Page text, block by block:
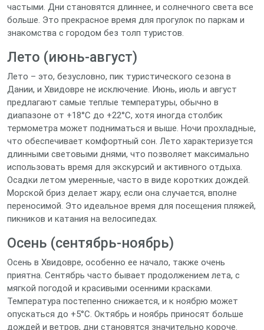
частыми. Дни становятся длиннее, и солнечного света все
больше. Это прекрасное время для прогулок по паркам и
знакомства с городом без толп туристов.
Лето (июнь-август)
Лето – это, безусловно, пик туристического сезона в
Дании, и Хвидовре не исключение. Июнь, июль и август
предлагают самые теплые температуры, обычно в
диапазоне от +18°C до +22°C, хотя иногда столбик
термометра может подниматься и выше. Ночи прохладные,
что обеспечивает комфортный сон. Лето характеризуется
длинными световыми днями, что позволяет максимально
использовать время для экскурсий и активного отдыха.
Осадки летом умеренные, часто в виде коротких дождей.
Морской бриз делает жару, если она случается, вполне
переносимой. Это идеальное время для посещения пляжей,
пикников и катания на велосипедах.
Осень (сентябрь-ноябрь)
Осень в Хвидовре, особенно ее начало, также очень
приятна. Сентябрь часто бывает продолжением лета, с
мягкой погодой и красивыми осенними красками.
Температура постепенно снижается, и к ноябрю может
опускаться до +5°C. Октябрь и ноябрь приносят больше
дождей и ветров, дни становятся значительно короче.